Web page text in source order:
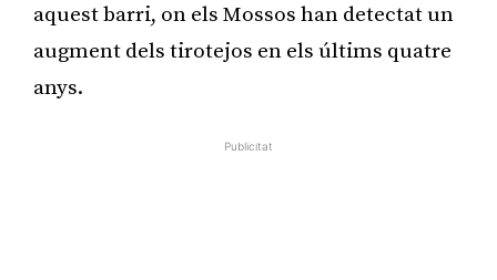
aquest barri, on els Mossos han detectat un
augment dels tirotejos en els últims quatre
anys.
Publicitat